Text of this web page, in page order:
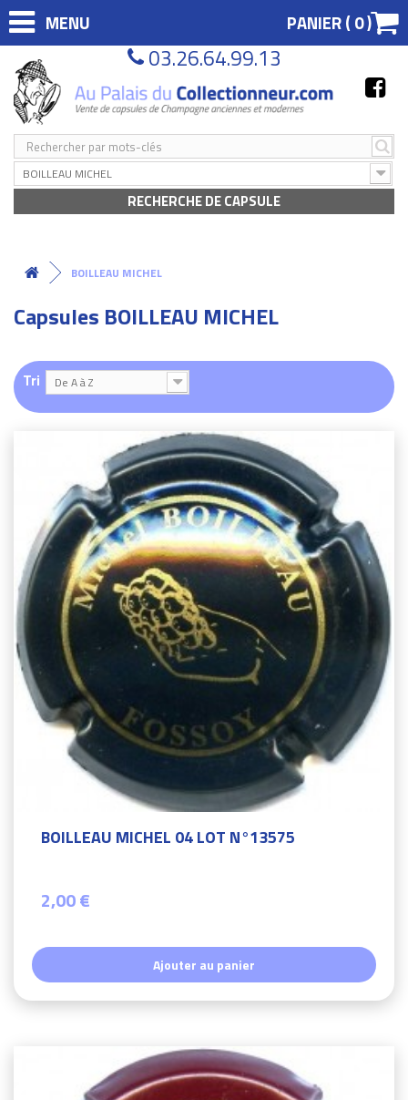
MENU PANIER (0)
03.26.64.99.13
BOILLEAU MICHEL
RECHERCHE DE CAPSULE
BOILLEAU MICHEL
Capsules BOILLEAU MICHEL
Tri De A à Z
BOILLEAU MICHEL 04 LOT N°13575
2,00 €
Ajouter au panier